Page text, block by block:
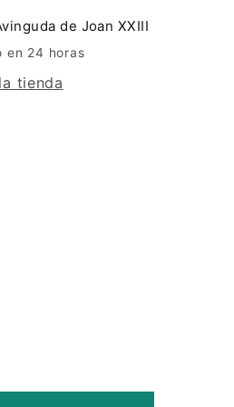
de Joan XXIII
en 24 horas
tienda